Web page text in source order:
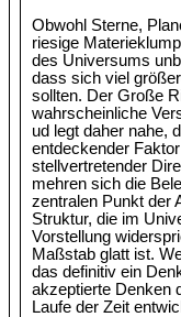
Obwohl Sterne,
riesige
des Universums
dass sich viel
sollten. Der Große
wahrscheinliche
ud legt daher nahe,
entdeckender
stellvertretender
mehren sich die
zentralen Punkt der
Struktur, die im
Vorstellung
Maßstab glatt ist.
das definitiv ein
akzeptierte Denken
Laufe der Zeit